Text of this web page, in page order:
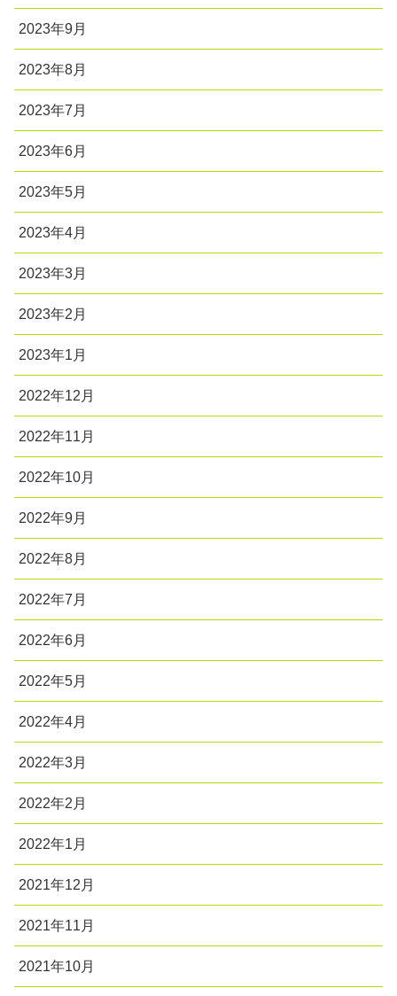
2023年9月
2023年8月
2023年7月
2023年6月
2023年5月
2023年4月
2023年3月
2023年2月
2023年1月
2022年12月
2022年11月
2022年10月
2022年9月
2022年8月
2022年7月
2022年6月
2022年5月
2022年4月
2022年3月
2022年2月
2022年1月
2021年12月
2021年11月
2021年10月